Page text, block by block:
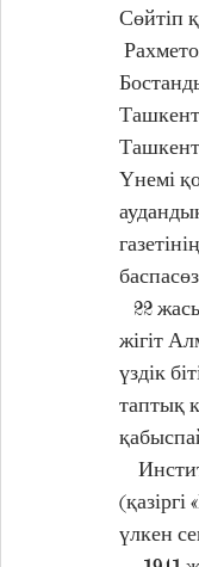
Сөйтіп
Үнемі
жігіт
үздік
таптық
үлкен